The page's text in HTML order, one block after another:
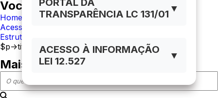
TRANSPARÊNCIA LC 131/01 ▼
ACESSO À INFORMAÇÃO
LEI 12.527
▼
Você está navegando em:
Home
Acesso à Informação
Estrutura Organizacional
$p->titulo
Mais em acesso à informação